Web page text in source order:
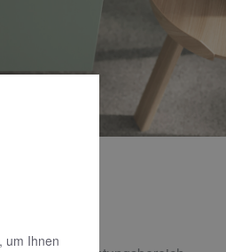
um Ihnen